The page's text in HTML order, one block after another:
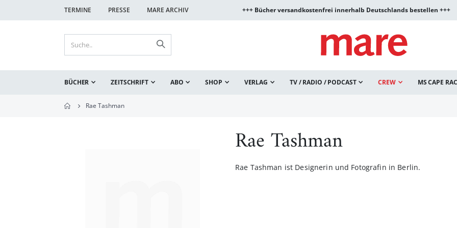
TERMINE PRESSE MARE ARCHIV +++ Bücher versandkostenfrei innerhalb Deutschlands bestellen +++
BÜCHER ZEITSCHRIFT ABO SHOP VERLAG TV / RADIO / PODCAST CREW MS CAPE
Rae Tashman
Rae Tashman
Rae Tashman ist Designerin und Fotografin in Berlin.